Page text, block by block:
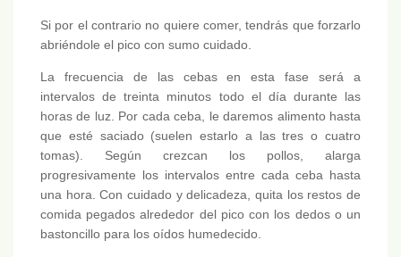
Si por el contrario no quiere comer, tendrás que forzarlo
abriéndole el pico con sumo cuidado.
La frecuencia de las cebas en esta fase será a
intervalos de treinta minutos todo el día durante las
horas de luz. Por cada ceba, le daremos alimento hasta
que esté saciado (suelen estarlo a las tres o cuatro
tomas). Según crezcan los pollos, alarga
progresivamente los intervalos entre cada ceba hasta
una hora. Con cuidado y delicadeza, quita los restos de
comida pegados alrededor del pico con los dedos o un
bastoncillo para los oídos humedecido.